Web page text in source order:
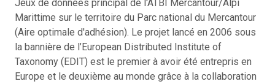
Jeux de données principal de l'ATBI Mercantour/Alpi
Marittime sur le territoire du Parc national du Mercantour
(Aire optimale d'adhésion). Le projet lancé en 2006 sous
la bannière de l’European Distributed Institute of
Taxonomy (EDIT) est le premier à avoir été entrepris en
Europe et le deuxième au monde grâce à la collaboration